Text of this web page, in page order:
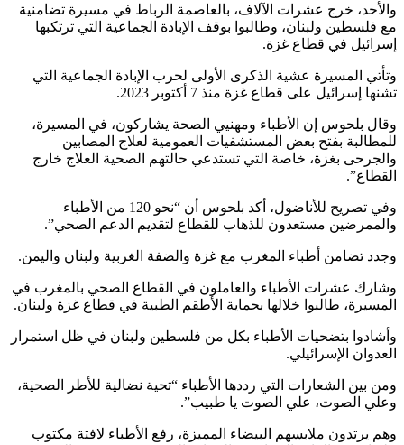
والأحد، خرج عشرات الآلاف، بالعاصمة الرباط في مسيرة تضامنية
مع فلسطين ولبنان، وطالبوا بوقف الإبادة الجماعية التي ترتكبها
إسرائيل في قطاع غزة.
وتأتي المسيرة عشية الذكرى الأولى لحرب الإبادة الجماعية التي
تشنها إسرائيل على قطاع غزة منذ 7 أكتوبر 2023.
وقال بلحوس إن الأطباء ومهنيي الصحة يشاركون، في المسيرة،
للمطالبة بفتح بعض المستشفيات العمومية لعلاج المصابين
والجرحى بغزة، خاصة التي تستدعي حالتهم الصحية العلاج خارج
القطاع”.
وفي تصريح للأناضول، أكد بلحوس أن “نحو 120 من الأطباء
والممرضين مستعدون للذهاب للقطاع لتقديم الدعم الصحي”.
وجدد تضامن أطباء المغرب مع غزة والضفة الغربية ولبنان واليمن.
​​​​​​​وشارك عشرات الأطباء والعاملون في القطاع الصحي بالمغرب في
المسيرة، طالبوا خلالها بحماية الأطقم الطبية في قطاع غزة ولبنان.
وأشادوا بتضحيات الأطباء بكل من فلسطين ولبنان في ظل استمرار
العدوان الإسرائيلي.
ومن بين الشعارات التي رددها الأطباء “تحية نضالية للأطر الصحية،
وعلي الصوت، علي الصوت يا طبيب”.
وهم يرتدون ملابسهم البيضاء المميزة، رفع الأطباء لافتة مكتوب